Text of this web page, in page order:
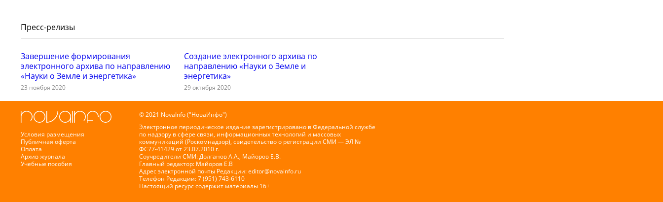
Пресс-релизы
Завершение формирования
электронного архива по направлению
«Науки о Земле и энергетика»
23 ноября 2020
Создание электронного архива по
направлению «Науки о Земле и
энергетика»
29 октября 2020
Условия размещения
Публичная оферта
Оплата
Архив журнала
Учебные пособия
© 2021 NovaInfo ("НоваИнфо")
Электронное периодическое издание зарегистрировано в Федеральной службе
по надзору в сфере связи, информационных технологий и массовых
коммуникаций (Роскомнадзор), свидетельство о регистрации СМИ — ЭЛ №
ФС77-41429 от 23.07.2010 г.
Соучредители СМИ: Долганов А.А., Майоров Е.В.
Главный редактор: Майоров Е.В
Адрес электронной почты Редакции:editor@novainfo.ru
Телефон Редакции: 7 (951) 743-6110
Настоящий ресурс содержит материалы 16+